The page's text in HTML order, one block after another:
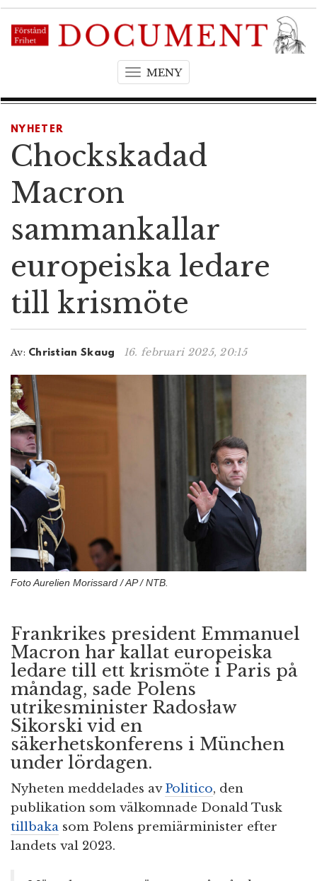
MENYT
g
e
g
t
i
o
n
NYHETER
Chockskadad
Macron
sammankallar
europeiska ledare
till krismöte
Av: Christian Skaug 16. februari 2025, 20:15
Foto Aurelien Morissard / AP / NTB.
Frankrikes president Emmanuel
Macron har kallat europeiska
ledare till ett krismöte i Paris på
måndag, sade Polens
utrikesminister Radosław
Sikorski vid en
säkerhetskonferens i München
under lördagen.
Nyheten meddelades avPolitico, den
publikation som välkomnade Donald Tusk
tillbaka som Polens premiärminister efter
landets val 2023.